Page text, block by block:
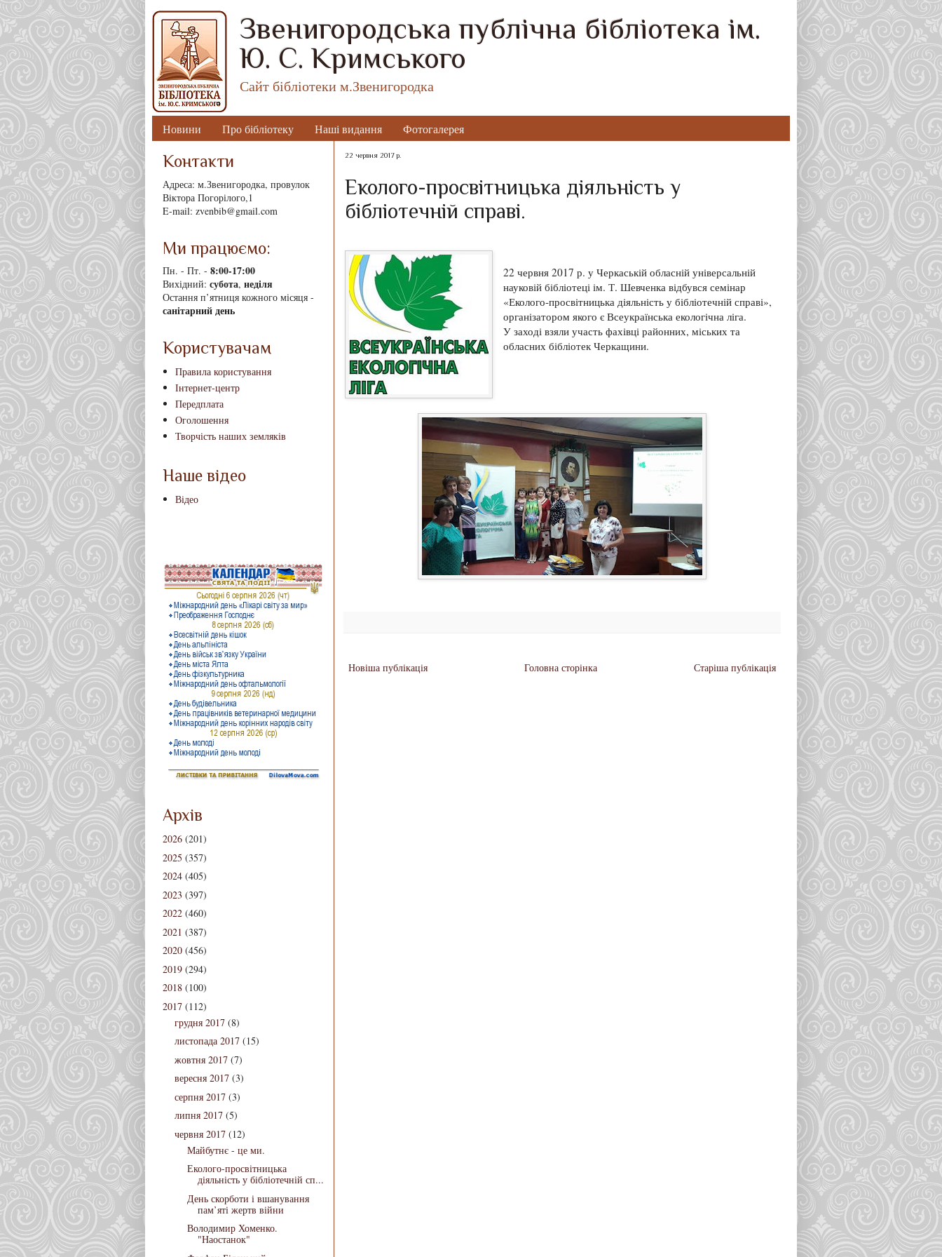
Звенигородська публічна бібліотека ім.
Ю. С. Кримського
Сайт бібліотеки м.Звенигородка
Новини Про бібліотеку Наші видання Фотогалерея
22 червня 2017 р.
Еколого-просвітницька діяльність у
бібліотечній справі.
22 червня 2017 р. у Черкаській обласній універсальній
науковій бібліотеці ім. Т. Шевченка відбувся семінар
«Еколого-просвітницька діяльність у бібліотечній справі»,
організатором якого є Всеукраїнська екологічна ліга.
У заході взяли участь фахівці районних, міських та
обласних бібліотек Черкащини.
Новіша публікація Старіша публікація
Головна сторінка
Контакти
Адреса: м.Звенигородка, провулок
Віктора Погорілого,1
E-mail: zvenbib@gmail.com
Ми працюємо:
Пн. - Пт. - 8:00-17:00
Вихідний: субота, неділя
Остання п’ятниця кожного місяця -
санітарний день
Користувачам
Правила користування
Інтернет-центр
Передплата
Оголошення
Творчість наших земляків
Наше відео
Відео
Архів
2026 (201)
2025 (357)
2024 (405)
2023 (397)
2022 (460)
2021 (387)
2020 (456)
2019 (294)
2018 (100)
2017 (112)
грудня 2017 (8)
листопада 2017 (15)
жовтня 2017 (7)
вересня 2017 (3)
серпня 2017 (3)
липня 2017 (5)
червня 2017 (12)
Майбутнє - це ми.
Еколого-просвітницька
діяльність у бібліотечній сп...
День скорботи і вшанування
пам’яті жертв війни
Володимир Хоменко.
"Наостанок"